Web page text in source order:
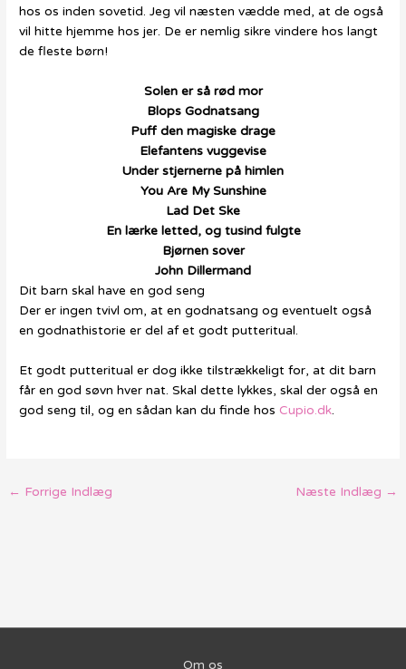
hos os inden sovetid. Jeg vil næsten vædde med, at de også
vil hitte hjemme hos jer. De er nemlig sikre vindere hos langt
de fleste børn!
Solen er så rød mor
Blops Godnatsang
Puff den magiske drage
Elefantens vuggevise
Under stjernerne på himlen
You Are My Sunshine
Lad Det Ske
En lærke letted, og tusind fulgte
Bjørnen sover
John Dillermand
Dit barn skal have en god seng
Der er ingen tvivl om, at en godnatsang og eventuelt også
en godnathistorie er del af et godt putteritual.
Et godt putteritual er dog ikke tilstrækkeligt for, at dit barn
får en god søvn hver nat. Skal dette lykkes, skal der også en
god seng til, og en sådan kan du finde hosCupio.dk.
← Forrige Indlæg Næste Indlæg →
Om os